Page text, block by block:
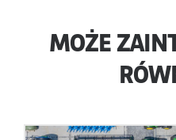
MOŻE